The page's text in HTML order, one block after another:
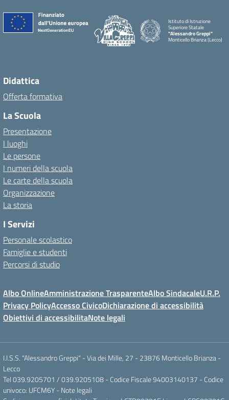
Istituto di Istruzione
Superiore Statale
"Alessandro Greppi"
Monticello Brianza (Lecco)
Didattica
Offerta formativa
La Scuola
Presentazione
I luoghi
Le persone
I numeri della scuola
Le carte della scuola
Organizzazione
La storia
I Servizi
Personale scolastico
Famiglie e studenti
Percorsi di studio
Albo OnlineAmministrazione TrasparenteAlbo SindacaleU.R.P.
Privacy PolicyAccesso CivicoDichiarazione di accessibilità
Obiettivi di accessibilitaNote legali
I.I.S.S. "Alessandro Greppi" - Via dei Mille, 27 - 23876 Monticello Brianza -
Lecco
Tel 039.9205701 / 039.9205108 - Codice Fiscale 94003140137 - Codice
univoco: UFCM6Y - Note legali